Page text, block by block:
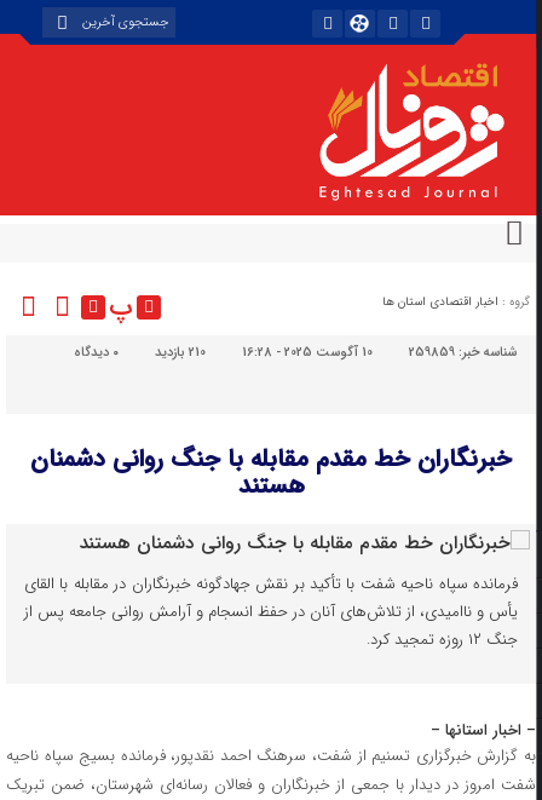
گروه : اخبار اقتصادی استان ها پ
شناسه خبر:259859 10 آگوست 2025 - 16:28 210 بازدید دیدگاه
خبرنگاران خط مقدم مقابله با جنگ روانی دشمنان
هستند
فرمانده سپاه ناحیه شفت با تأکید بر نقش جهادگونه خبرنگاران در مقابله با القای
یأس و ناامیدی، از تلاش‌های آنان در حفظ انسجام و آرامش روانی جامعه پس از
جنگ ۱۲ روزه تمجید کرد.
– اخبار استانها –
به گزارش خبرگزاری تسنیم از شفت، سرهنگ احمد نقدپور، فرمانده بسیج سپاه ناحیه
شفت امروز در دیدار با جمعی از خبرنگاران و فعالان رسانه‌ای شهرستان، ضمن تبریک